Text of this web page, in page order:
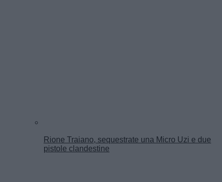
Rione Traiano, sequestrate una Micro Uzi e due
pistole clandestine